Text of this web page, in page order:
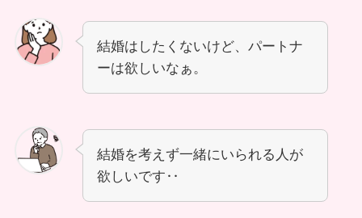
結婚はしたくないけど、パートナ
ーは欲しいなぁ。
結婚を考えず一緒にいられる人が
欲しいです‥